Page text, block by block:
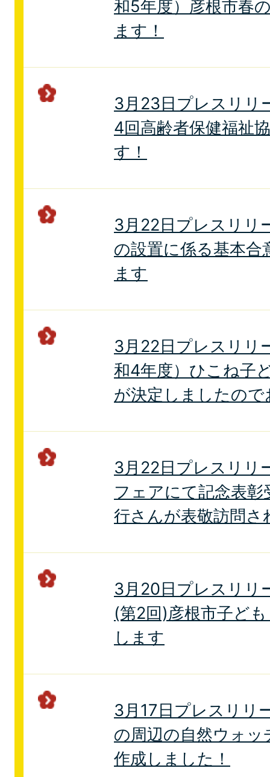
和5年度）彦根市春
ます！
3月23日プレスリリ
4回高齢者保健福祉
す！
3月22日プレスリリ
の設置に係る基本合
ます
3月22日プレスリリ
和4年度）ひこね子
が決定しましたの
3月22日プレスリリ
フェアにて記念表
行さんが表敬訪問さ
3月20日プレスリリ
(第2回)彦根市子ど
します
3月17日プレスリリ
の周辺の自然ウォ
作成しました！